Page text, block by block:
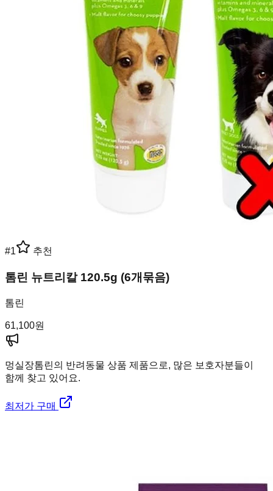
#1 추천
톰린 뉴트리칼 120.5g (6개묶음)
톰린
61,100원
멍실장톰린의 반려동물 상품 제품으로, 많은 보호자분들이
함께 찾고 있어요.
최저가 구매